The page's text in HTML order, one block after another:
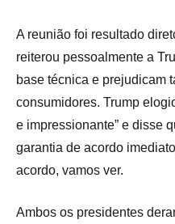
A reunião foi resultado
reiterou pessoalmente a
base técnica e prejudicam
consumidores. Trump
e impressionante” e disse
garantia de acordo
acordo, vamos ver.
Ambos os presidentes